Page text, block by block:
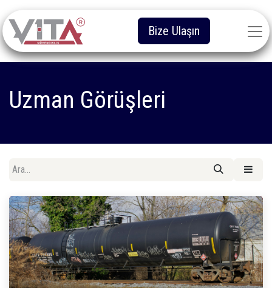
Bize Ulaşın
Uzman Görüşleri